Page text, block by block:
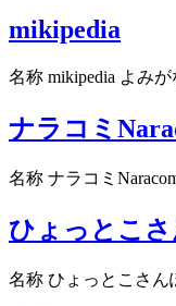
mikipedia
名称 mikipedia よみ
ナラコミ
名称 ナラコミ
ひょっとこ
名称 ひょっとこさ